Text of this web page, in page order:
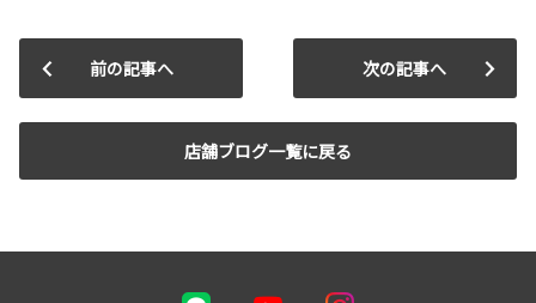
前の記事へ
店舗ブログ一覧に戻る
次の記事へ